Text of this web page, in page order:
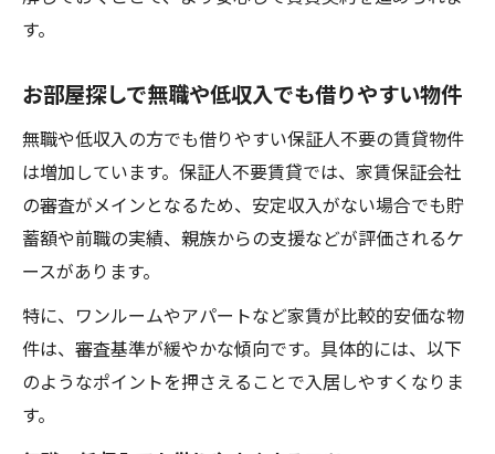
す。
お部屋探しで無職や低収入でも借りやすい物件
無職や低収入の方でも借りやすい保証人不要の賃貸物件
は増加しています。保証人不要賃貸では、家賃保証会社
の審査がメインとなるため、安定収入がない場合でも貯
蓄額や前職の実績、親族からの支援などが評価されるケ
ースがあります。
特に、ワンルームやアパートなど家賃が比較的安価な物
件は、審査基準が緩やかな傾向です。具体的には、以下
のようなポイントを押さえることで入居しやすくなりま
す。